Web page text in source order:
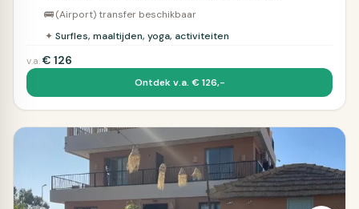
🚌(Airport) transfer beschikbaar
✦ Surfles, maaltijden, yoga, activiteiten
v.a.€ 126
Ontdek v.a. € 126,-